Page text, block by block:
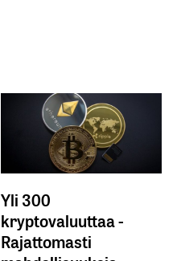
Yli 300
kryptovaluuttaa -
Rajattomasti